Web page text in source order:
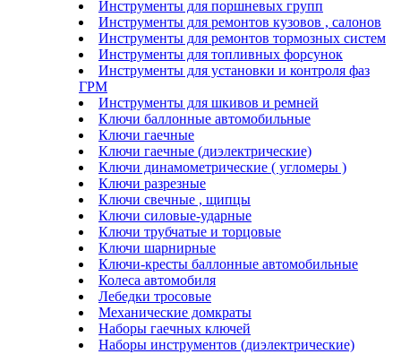
Инструменты для поршневых групп
Инструменты для ремонтов кузовов , салонов
Инструменты для ремонтов тормозных систем
Инструменты для топливных форсунок
Инструменты для установки и контроля фаз
ГРМ
Инструменты для шкивов и ремней
Ключи баллонные автомобильные
Ключи гаечные
Ключи гаечные (диэлектрические)
Ключи динамометрические ( угломеры )
Ключи разрезные
Ключи свечные , щипцы
Ключи силовые-ударные
Ключи трубчатые и торцовые
Ключи шарнирные
Ключи-кресты баллонные автомобильные
Колеса автомобиля
Лебедки тросовые
Механические домкраты
Наборы гаечных ключей
Наборы инструментов (диэлектрические)